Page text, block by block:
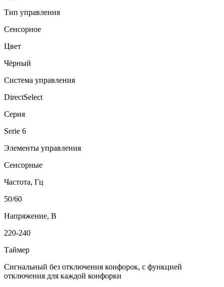
Тип управления
Сенсорное
Цвет
Чёрный
Система управления
DirectSelect
Серия
Serie 6
Элементы управления
Сенсорные
Частота, Гц
50/60
Напряжение, В
220-240
Таймер
Сигнальный без отключения конфорок, с функцией
отключения для каждой конфорки